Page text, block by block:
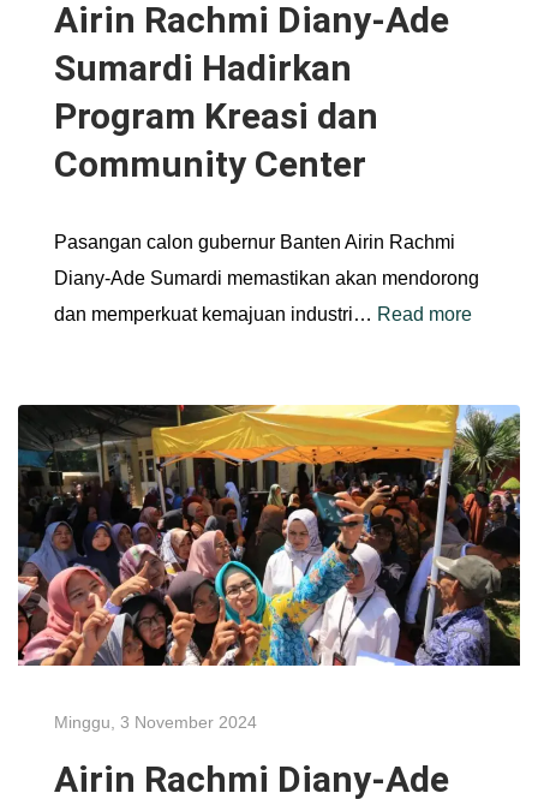
Airin Rachmi Diany-Ade
Sumardi Hadirkan
Program Kreasi dan
Community Center
Pasangan calon gubernur Banten Airin Rachmi
Diany-Ade Sumardi memastikan akan mendorong
dan memperkuat kemajuan industri… Read more
Minggu, 3 November 2024
Airin Rachmi Diany-Ade